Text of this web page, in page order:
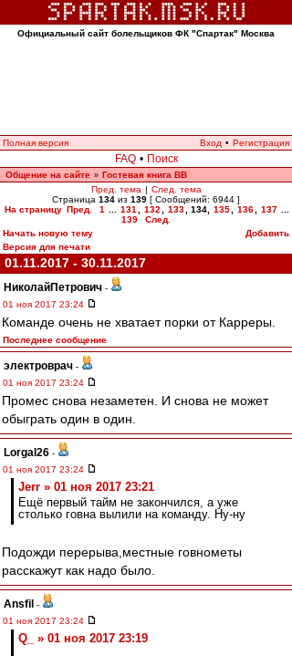
Официальный сайт болельщиков ФК "Спартак" Москва
Полная версия Вход • Регистрация
FAQ • Поиск
Общение на сайте » Гостевая книга ВВ
Пред. тема | След. тема
Страница 134 из 139 [ Сообщений: 6944 ]
На страницу Пред. 1 131 132 133 134, 135 136 137
139
След.
Начать новую тему
Добавить
Версия для печати
01.11.2017 - 30.11.2017
НиколайПетрович -
01 ноя 2017 23:24
Команде очень не хватает порки от Карреры.
Последнее сообщение
электроврач -
01 ноя 2017 23:24
Промес снова незаметен. И снова не может
обыграть один в один.
Lorgal26 -
01 ноя 2017 23:24
Jerr » 01 ноя 2017 23:21
Ещё первый тайм не закончился, а уже
столько говна вылили на команду. Ну-ну
Подожди перерыва,местные говнометы
расскажут как надо было.
Ansfil -
01 ноя 2017 23:24
Q_ » 01 ноя 2017 23:19